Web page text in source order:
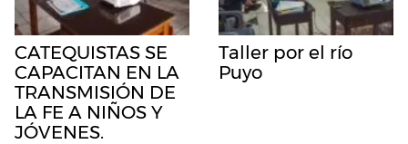
CATEQUISTAS SE
CAPACITAN EN LA
TRANSMISIÓN DE
LA FE A NIÑOS Y
JÓVENES.
Taller por el río
Puyo